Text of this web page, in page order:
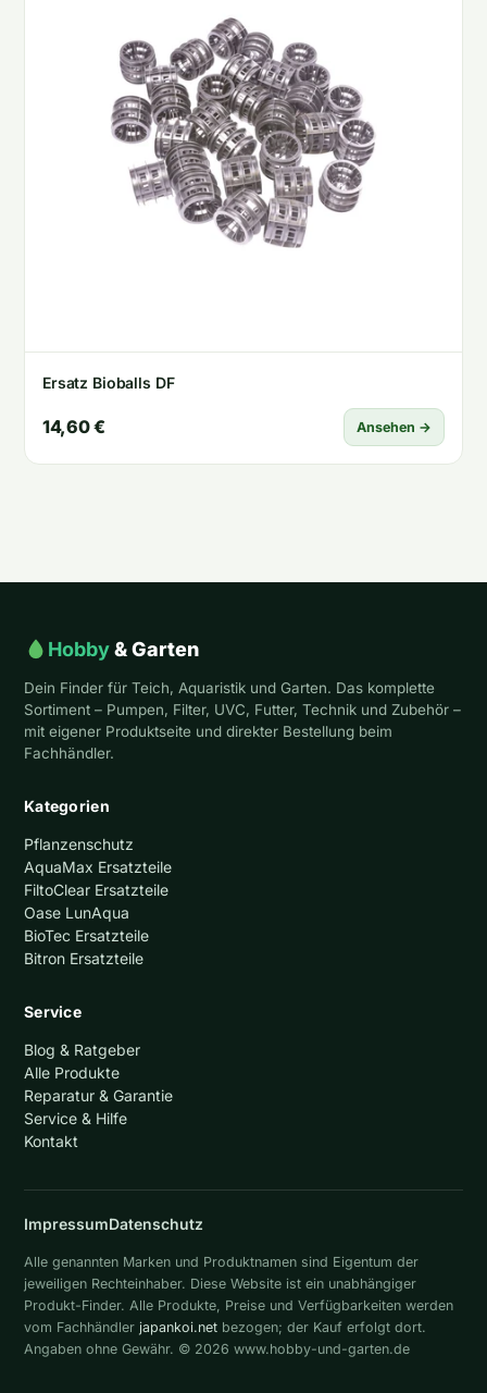
Ersatz Bioballs DF
14,60 € Ansehen →
Hobby& Garten
Dein Finder für Teich, Aquaristik und Garten. Das komplette
Sortiment – Pumpen, Filter, UVC, Futter, Technik und Zubehör –
mit eigener Produktseite und direkter Bestellung beim
Fachhändler.
Kategorien
Pflanzenschutz
AquaMax Ersatzteile
FiltoClear Ersatzteile
Oase LunAqua
BioTec Ersatzteile
Bitron Ersatzteile
Service
Blog & Ratgeber
Alle Produkte
Reparatur & Garantie
Service & Hilfe
Kontakt
ImpressumDatenschutz
Alle genannten Marken und Produktnamen sind Eigentum der
jeweiligen Rechteinhaber. Diese Website ist ein unabhängiger
Produkt-Finder. Alle Produkte, Preise und Verfügbarkeiten werden
vom Fachhändler japankoi.net bezogen; der Kauf erfolgt dort.
Angaben ohne Gewähr. © 2026 www.hobby-und-garten.de